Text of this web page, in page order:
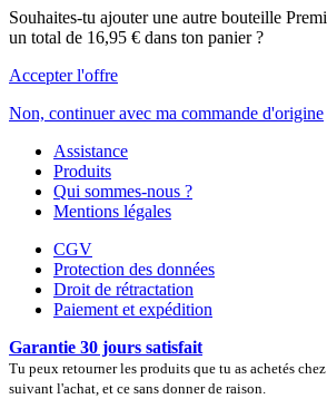
Souhaites-tu ajouter une autre bouteille
un total de 16,95 € dans ton panier ?
Accepter l'offre
Non, continuer avec ma commande d'origine
Assistance
Produits
Qui sommes-nous ?
Mentions légales
CGV
Protection des données
Droit de rétractation
Paiement et expédition
Garantie 30 jours satisfait
Tu peux retourner les produits que tu as achetés
suivant l'achat, et ce sans donner de raison.